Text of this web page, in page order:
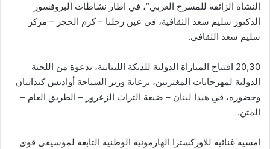
النشأة الزائفة للمسرح العربي”، في اطار نشاطات البروفسور
الدكتور سليم سعد الثقافية، في عين زحلتا – كرم الحجر – مركز
سليم سعد الثقافي.
20,30 افتتاح المباراة الدولية للدبكة اللبنانية، بدعوة من اللجنة
الدولية لمهرجانات المغتربين، برعاية وزير السياحة أواديس كيدانيان
وحضوره، في هيدا لبنان – ضيعة التراث الزعرور – الطريق العام –
المتن.
امسية غنائية للاوركسترا الهارمونية الوطنية التابعة لموسيقى قوى